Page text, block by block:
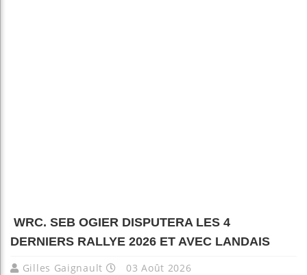
WRC. SEB OGIER DISPUTERA LES 4
DERNIERS RALLYE 2026 ET AVEC LANDAIS
Gilles Gaignault 03 Août 2026